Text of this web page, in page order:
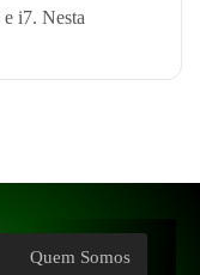
i7. Nesta
Quem Somos